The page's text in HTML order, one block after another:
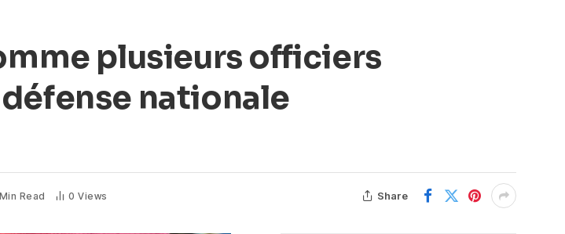
plusieurs officiers
nationale
Read 0Views Share